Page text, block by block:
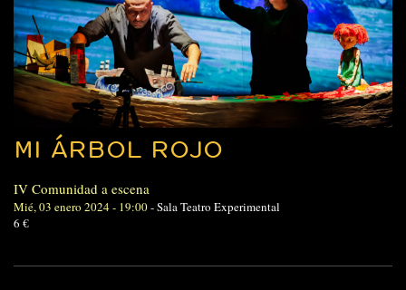
MI ÁRBOL ROJO
IV Comunidad a escena
Mié, 03 enero 2024 - 19:00-Sala Teatro Experimental
6 €